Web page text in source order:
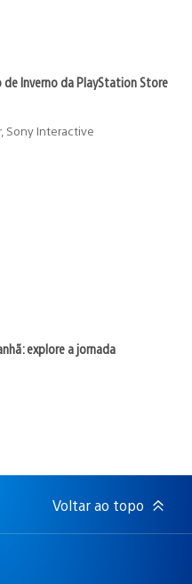
Inverno da PlayStation Store
Sony Interactive
explore a jornada
Voltar ao topo